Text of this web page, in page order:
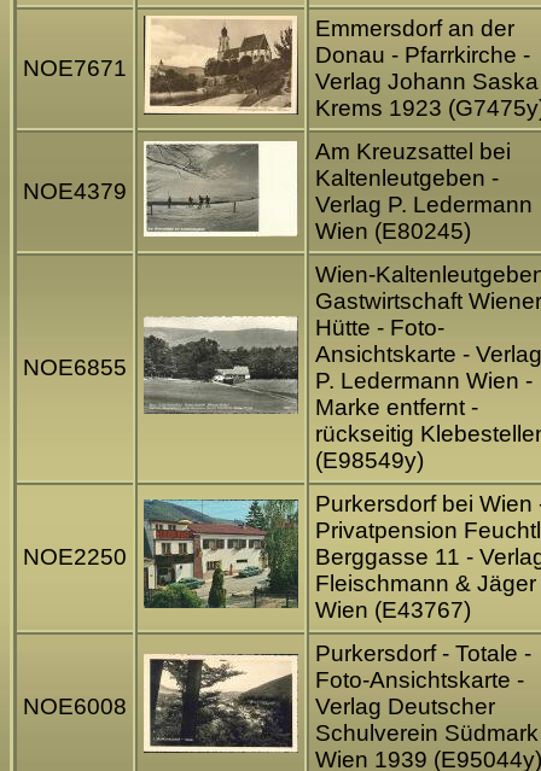
NOE7671
Emmersdorf an der
Donau - Pfarrkirche -
Verlag Johann Saska
Krems 1923
NOE4379
Am Kreuzsattel bei
Kaltenleutgeben -
Verlag P. Ledermann
Wien (E80245)
NOE6855
Wien-
Gastwirtschaft
Hütte - Foto-
Ansichtskarte - Verlag
P. Ledermann Wien -
Marke entfernt -
rückseitig
(E98549y)
NOE2250
Purkersdorf bei Wien
Privatpension
Berggasse 11 -
Fleischmann & Jäger
Wien (E43767)
NOE6008
Purkersdorf - Totale -
Foto-Ansichtskarte -
Verlag Deutscher
Schulverein Südmark
Wien 1939 (E95044y)